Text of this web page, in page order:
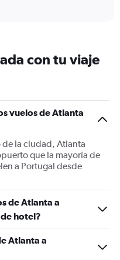
con tu viaje
vuelos de Atlanta
de la ciudad, Atlanta
que la mayoría de
a Portugal desde
de Atlanta a
hotel?
Atlanta a